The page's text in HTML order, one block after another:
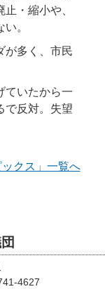
・縮小や、
。
が多く、市民
ていたから一
で反対。失望
クス」一覧へ
4627